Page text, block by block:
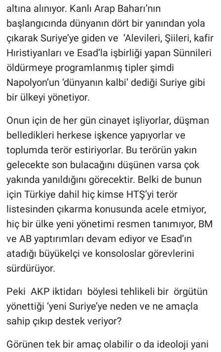
altına alınıyor. Kanlı Arap Baharı’nın
başlangıcında dünyanın dört bir yanından yola
çıkarak Suriye’ye giden ve ‘Alevileri, Şiileri, kafir
Hıristiyanları ve Esad’la işbirliği yapan Sünnileri
öldürmeye programlanmış tipler şimdi
Napolyon’un ‘dünyanın kalbi’ dediği Suriye gibi
bir ülkeyi yönetiyor.
Onun için de her gün cinayet işliyorlar, düşman
belledikleri herkese işkence yapıyorlar ve
toplumda terör estiriyorlar. Bu terörün yakın
gelecekte son bulacağını düşünen varsa çok
yakında yanıldığını görecektir. Belki de bunun
için Türkiye dahil hiç kimse HTŞ’yi terör
listesinden çıkarma konusunda acele etmiyor,
hiç bir ülke yeni yönetimi resmen tanımıyor, BM
ve AB yaptırımları devam ediyor ve Esad’ın
atadığı büyükelçi ve konsoloslar görevlerini
sürdürüyor.
Peki AKP iktidarı böylesi tehlikeli bir örgütün
yönettiği ‘yeni Suriye’ye neden ve ne amaçla
sahip çıkıp destek veriyor?
Görünen tek bir amaç olabilir o da ideoloji yani